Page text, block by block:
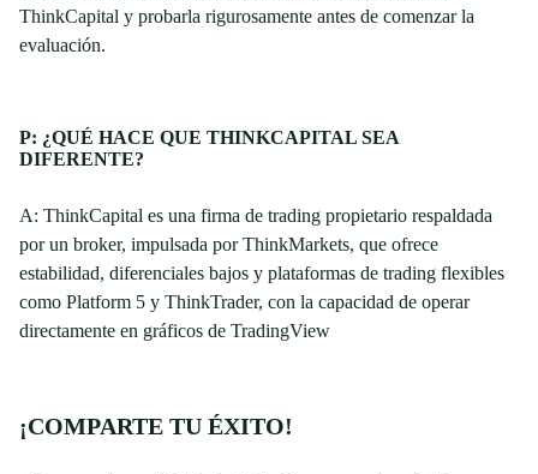
ThinkCapital y probarla rigurosamente antes de comenzar la
evaluación.
P: ¿QUÉ HACE QUE THINKCAPITAL SEA
DIFERENTE?
A: ThinkCapital es una firma de trading propietario respaldada
por un broker, impulsada por ThinkMarkets, que ofrece
estabilidad, diferenciales bajos y plataformas de trading flexibles
como Platform 5 y ThinkTrader, con la capacidad de operar
directamente en gráficos de TradingView
¡COMPARTE TU ÉXITO!